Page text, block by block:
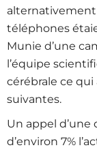
alternativement
téléphones
Munie d’une
l’équipe
cérébrale ce qui
suivantes.
Un appel
d’environ 7%